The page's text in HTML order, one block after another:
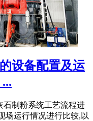
设备配置及运
石制粉系统工艺流程进
场运行情况进行比较,以